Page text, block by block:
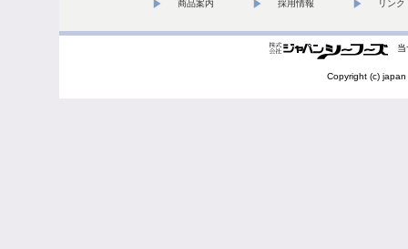
商品案内 採用情報 リンク
Copyright (c)